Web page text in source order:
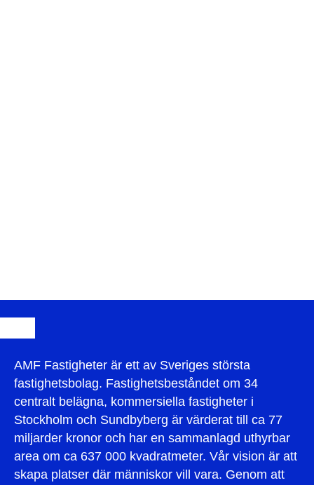
AMF Fastigheter är ett av Sveriges största
fastighetsbolag. Fastighetsbeståndet om 34
centralt belägna, kommersiella fastigheter i
Stockholm och Sundbyberg är värderat till ca 77
miljarder kronor och har en sammanlagd uthyrbar
area om ca 637 000 kvadratmeter. Vår vision är att
skapa platser där människor vill vara. Genom att